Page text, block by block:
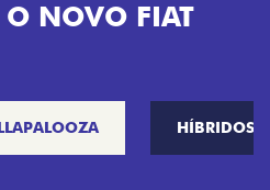
O NOVO FIAT
HÍBRIDOS